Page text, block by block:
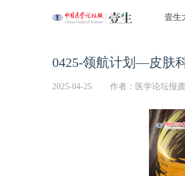
壹生
0425-领航计划—皮肤
2025-04-25 作者：医学论坛报